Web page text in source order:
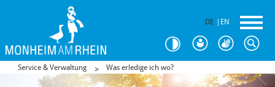
DE EN
Service & Verwaltung Was erledige ich wo?